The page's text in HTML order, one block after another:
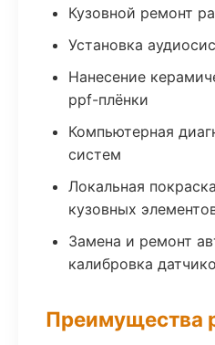
Кузовной ремонт
Установка
Нанесение
ppf-плёнки
Компьютерная
систем
Локальная
кузовных
Замена и ремонт
калибровка
Преимущества